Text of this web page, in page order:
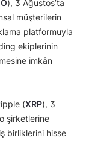
), 3 Ağustos’ta
müşterilerin
platformuyla
ekiplerinin
imkân
(XRP), 3
şirketlerine
birliklerini hisse